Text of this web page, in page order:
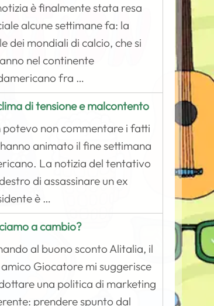
è finalmente stata resa
alcune settimane fa: la
dei mondiali di calcio, che si
nel continente
fra …
di tensione e malcontento
potevo non commentare i fatti
animato il fine settimana
La notizia del tentativo
di assassinare un ex
è …
a cambio?
al buono sconto Alitalia, il
Giocatore mi suggerisce
una politica di marketing
prendere spunto dal